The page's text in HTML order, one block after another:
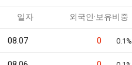
일자 외국인·보유비중
08.07 0 0.1%